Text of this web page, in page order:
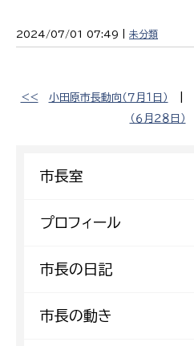
2024/07/01 07:49 | 未分類
<< 小田原市長動向（７月１日）
（６月２８日）
市長室
プロフィール
市長の日記
市長の動き